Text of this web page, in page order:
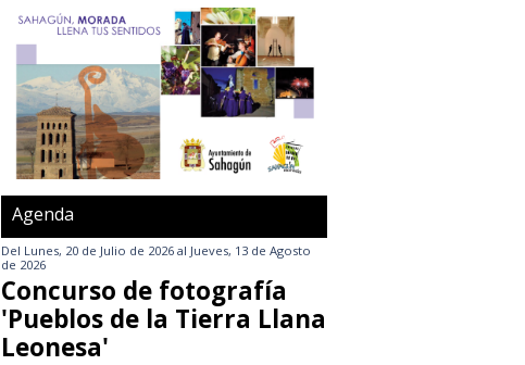
Agenda
Del Lunes, 20 de Julio de 2026 al Jueves, 13 de Agosto
de 2026
Concurso de fotografía
'Pueblos de la Tierra Llana
Leonesa'